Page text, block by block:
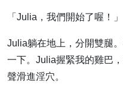
「Julia，我們開始了喔！」
Julia躺在地上，分開雙腿
一下。Julia握緊我的雞巴
聲滑進淫穴。